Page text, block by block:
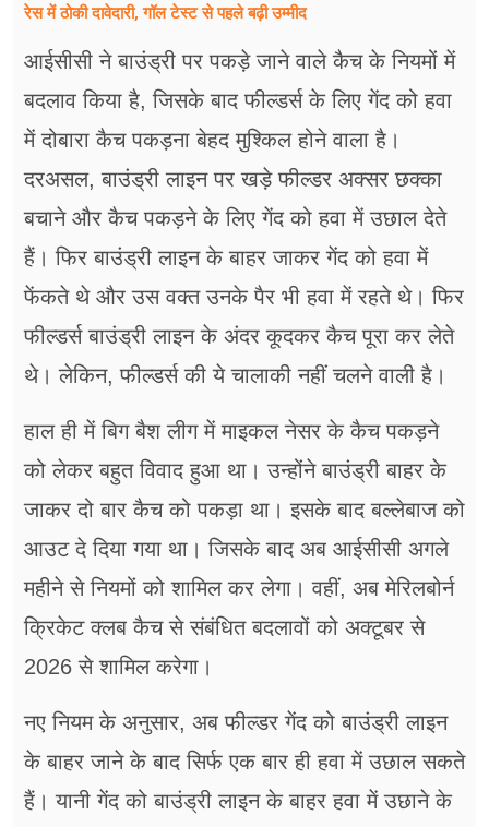
रेस में ठोकी दावेदारी, गॉल टेस्ट से पहले बढ़ी उम्मीद
आईसीसी ने बाउंड्री पर पकड़े जाने वाले कैच के नियमों में
बदलाव किया है, जिसके बाद फील्डर्स के लिए गेंद को हवा
में दोबारा कैच पकड़ना बेहद मुश्किल होने वाला है।
दरअसल, बाउंड्री लाइन पर खड़े फील्डर अक्सर छक्का
बचाने और कैच पकड़ने के लिए गेंद को हवा में उछाल देते
हैं। फिर बाउंड्री लाइन के बाहर जाकर गेंद को हवा में
फेंकते थे और उस वक्त उनके पैर भी हवा में रहते थे। फिर
फील्डर्स बाउंड्री लाइन के अंदर कूदकर कैच पूरा कर लेते
थे। लेकिन, फील्डर्स की ये चालाकी नहीं चलने वाली है।
हाल ही में बिग बैश लीग में माइकल नेसर के कैच पकड़ने
को लेकर बहुत विवाद हुआ था। उन्होंने बाउंड्री बाहर के
जाकर दो बार कैच को पकड़ा था। इसके बाद बल्लेबाज को
आउट दे दिया गया था। जिसके बाद अब आईसीसी अगले
महीने से नियमों को शामिल कर लेगा। वहीं, अब मेरिलबोर्न
क्रिकेट क्लब कैच से संबंधित बदलावों को अक्टूबर से
2026 से शामिल करेगा।
नए नियम के अनुसार, अब फील्डर गेंद को बाउंड्री लाइन
के बाहर जाने के बाद सिर्फ एक बार ही हवा में उछाल सकते
हैं। यानी गेंद को बाउंड्री लाइन के बाहर हवा में उछाने के